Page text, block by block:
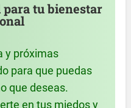
tu bienestar
y próximas
para que puedas
que deseas.
en tus miedos y